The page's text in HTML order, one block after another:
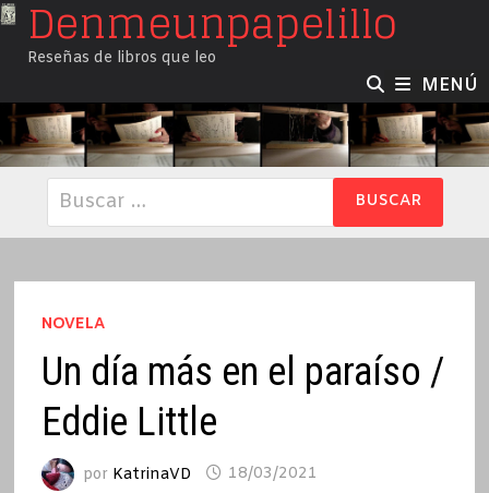
SaltarDenmeunpapelillo
Reseñas de libros que leo
MENÚ
Buscar:
NOVELA
Un día más en el paraíso /
Eddie Little
por KatrinaVD 18/03/2021